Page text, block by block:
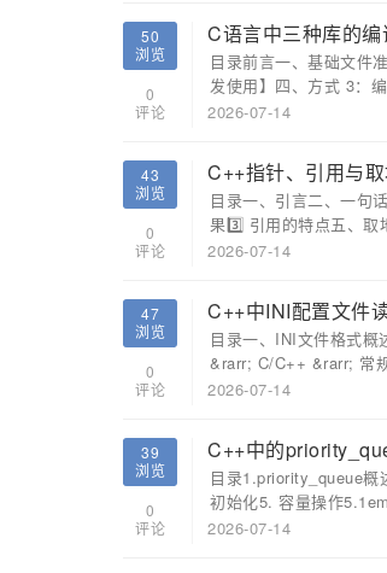
50
浏览
0
评论
C语言中三种库的
目录前言一、基础文件
发使用】四、方式 3：
2026-07-14
43
浏览
0
评论
C++指针、引用与
目录一、引言二、一句
果3️⃣ 引用的特点五、
2026-07-14
47
浏览
0
评论
C++中INI配置文件
目录一、INI文件格式
&rarr; C/C++ &rarr; 常
2026-07-14
39
浏览
0
评论
C++中的
目录1.priority_queue
初始化5. 容量操作
2026-07-14